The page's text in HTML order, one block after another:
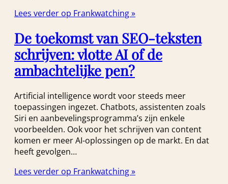
Lees verder op Frankwatching »
De toekomst van SEO-teksten
schrijven: vlotte AI of de
ambachtelijke pen?
Artificial intelligence wordt voor steeds meer
toepassingen ingezet. Chatbots, assistenten zoals
Siri en aanbevelingsprogramma’s zijn enkele
voorbeelden. Ook voor het schrijven van content
komen er meer AI-oplossingen op de markt. En dat
heeft gevolgen…
Lees verder op Frankwatching »